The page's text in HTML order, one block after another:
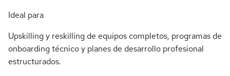
Ideal para
Upskilling y reskilling de equipos completos, programas de
onboarding técnico y planes de desarrollo profesional
estructurados.